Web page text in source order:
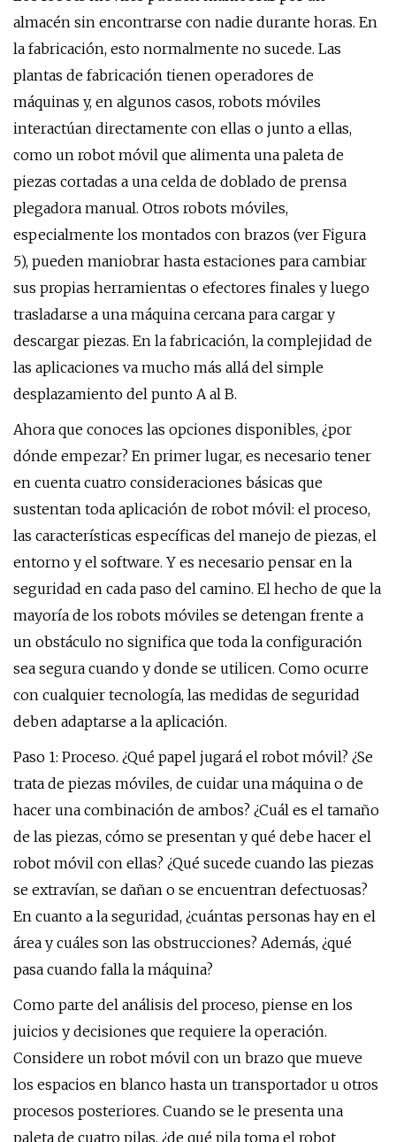
almacén sin encontrarse con nadie durante horas. En
la fabricación, esto normalmente no sucede. Las
plantas de fabricación tienen operadores de
máquinas y, en algunos casos, robots móviles
interactúan directamente con ellas o junto a ellas,
como un robot móvil que alimenta una paleta de
piezas cortadas a una celda de doblado de prensa
plegadora manual. Otros robots móviles,
especialmente los montados con brazos (ver Figura
5), ​​pueden maniobrar hasta estaciones para cambiar
sus propias herramientas o efectores finales y luego
trasladarse a una máquina cercana para cargar y
descargar piezas. En la fabricación, la complejidad de
las aplicaciones va mucho más allá del simple
desplazamiento del punto A al B.
Ahora que conoces las opciones disponibles, ¿por
dónde empezar? En primer lugar, es necesario tener
en cuenta cuatro consideraciones básicas que
sustentan toda aplicación de robot móvil: el proceso,
las características específicas del manejo de piezas, el
entorno y el software. Y es necesario pensar en la
seguridad en cada paso del camino. El hecho de que la
mayoría de los robots móviles se detengan frente a
un obstáculo no significa que toda la configuración
sea segura cuando y donde se utilicen. Como ocurre
con cualquier tecnología, las medidas de seguridad
deben adaptarse a la aplicación.
Paso 1: Proceso. ¿Qué papel jugará el robot móvil? ¿Se
trata de piezas móviles, de cuidar una máquina o de
hacer una combinación de ambos? ¿Cuál es el tamaño
de las piezas, cómo se presentan y qué debe hacer el
robot móvil con ellas? ¿Qué sucede cuando las piezas
se extravían, se dañan o se encuentran defectuosas?
En cuanto a la seguridad, ¿cuántas personas hay en el
área y cuáles son las obstrucciones? Además, ¿qué
pasa cuando falla la máquina?
Como parte del análisis del proceso, piense en los
juicios y decisiones que requiere la operación.
Considere un robot móvil con un brazo que mueve
los espacios en blanco hasta un transportador u otros
procesos posteriores. Cuando se le presenta una
paleta de cuatro pilas, ¿de qué pila toma el robot